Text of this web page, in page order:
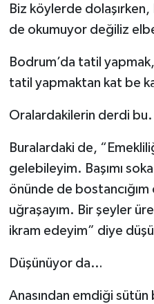
Biz köylerde
de okumuyor değiliz
Bodrum’da tatil
tatil yapmaktan kat be
Oralardakilerin derdi bu.
Buralardaki de,
gelebileyim. Başımı
önünde de
uğraşayım. Bir şeyler
ikram edeyim” diye
Düşünüyor da…
Anasından emdiği